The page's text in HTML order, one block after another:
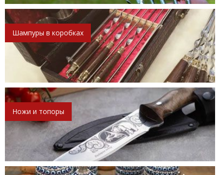
Шампуры в коробках
Ножи и топоры